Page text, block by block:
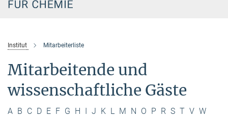
Institut Mitarbeiterliste
Mitarbeitende und
wissenschaftliche Gäste
A B C D E F G H I J K L M N O P R S T V W